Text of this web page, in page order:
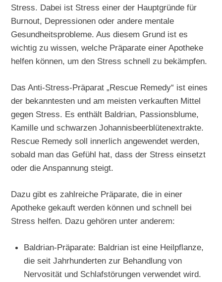
Stress. Dabei ist Stress einer der Hauptgründe für
Burnout, Depressionen oder andere mentale
Gesundheitsprobleme. Aus diesem Grund ist es
wichtig zu wissen, welche Präparate einer Apotheke
helfen können, um den Stress schnell zu bekämpfen.
Das Anti-Stress-Präparat „Rescue Remedy“ ist eines
der bekanntesten und am meisten verkauften Mittel
gegen Stress. Es enthält Baldrian, Passionsblume,
Kamille und schwarzen Johannisbeerblütenextrakte.
Rescue Remedy soll innerlich angewendet werden,
sobald man das Gefühl hat, dass der Stress einsetzt
oder die Anspannung steigt.
Dazu gibt es zahlreiche Präparate, die in einer
Apotheke gekauft werden können und schnell bei
Stress helfen. Dazu gehören unter anderem:
Baldrian-Präparate: Baldrian ist eine Heilpflanze,
die seit Jahrhunderten zur Behandlung von
Nervosität und Schlafstörungen verwendet wird.